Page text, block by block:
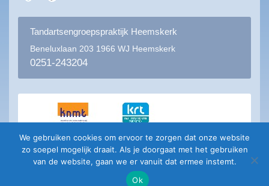
Tandartsengroepspraktijk Heemskerk
Beneluxlaan 203 1966 WJ Heemskerk
0251-243204
We gebruiken cookies om ervoor te zorgen dat onze website
zo soepel mogelijk draait. Als je doorgaat met het gebruiken
van de website, gaan we er vanuit dat ermee instemt.
Ok